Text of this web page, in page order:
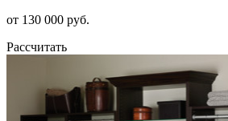
от 130 000 руб.
Рассчитать